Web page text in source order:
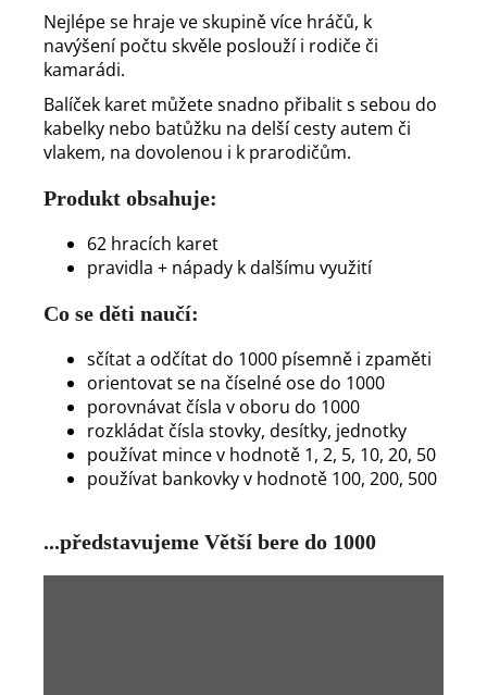
Nejlépe se hraje ve skupině více hráčů, k
navýšení počtu skvěle poslouží i rodiče či
kamarádi.
Balíček karet můžete snadno přibalit s sebou do
kabelky nebo batůžku na delší cesty autem či
vlakem, na dovolenou i k prarodičům.
Produkt obsahuje:
62 hracích karet
pravidla + nápady k dalšímu využití
Co se děti naučí:
sčítat a odčítat do 1000 písemně i zpaměti
orientovat se na číselné ose do 1000
porovnávat čísla v oboru do 1000
rozkládat čísla stovky, desítky, jednotky
používat mince v hodnotě 1, 2, 5, 10, 20, 50
používat bankovky v hodnotě 100, 200, 500
...představujeme Větší bere do 1000